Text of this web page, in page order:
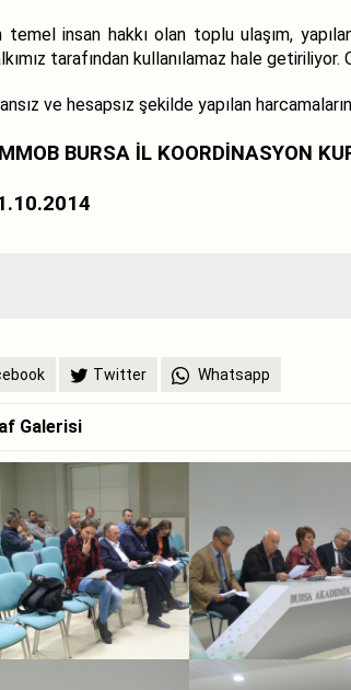
temel insan hakkı olan toplu ulaşım,
tarafından kullanılamaz hale
ve hesapsız şekilde yapılan
BURSA İL KOORDİNASYON
Twitter Whatsapp
Galerisi